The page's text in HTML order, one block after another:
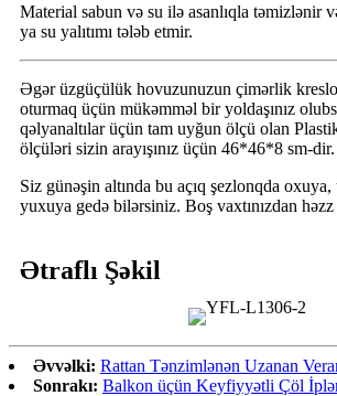
Material sabun və su ilə asanlıqla təmizlənir
ya su yalıtımı tələb etmir.
Əgər üzgüçülük hovuzunuzun çimərlik
oturmaq üçün mükəmməl bir yoldaşınız
qəlyanaltılar üçün tam uyğun ölçü olan
ölçüləri sizin arayışınız üçün 46*46*8 sm-dir.
Siz günəşin altında bu açıq şezlonqda oxuya,
yuxuya gedə bilərsiniz. Boş vaxtınızdan həzz
Ətraflı Şəkil
Əvvəlki: Rattan Tənzimlənən Uzanan
Sonrakı: Balkon üçün Keyfiyyətli Çöl